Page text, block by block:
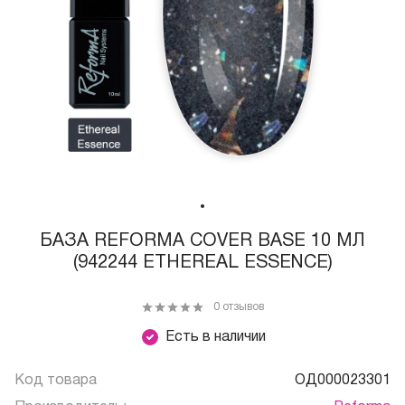
БАЗА REFORMA COVER BASE 10 МЛ
(942244 ETHEREAL ESSENCE)
Есть в наличии
0 отзывов
Код товара ОД000023301